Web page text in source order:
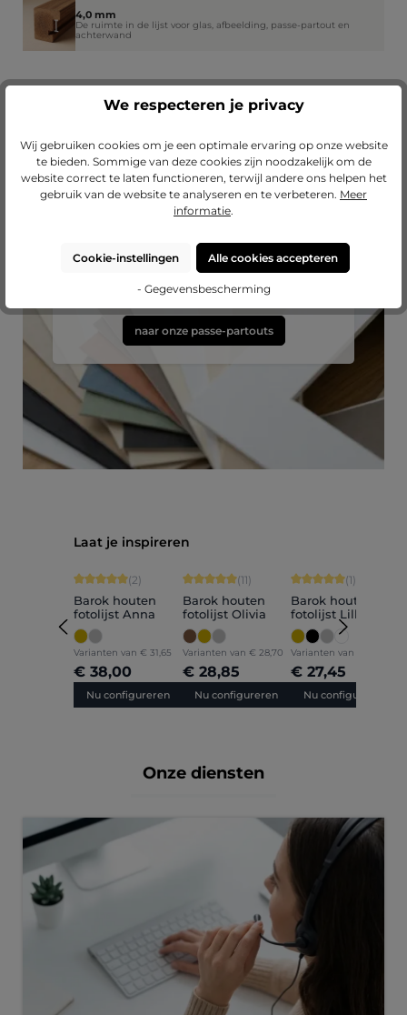
4,0 mm
De ruimte in de lijst voor glas, afbeelding, passe-partout en
achterwand
Passend passe-partout?
Verfraai je lijst met een hoogwaardig passe-
partout van Mijn Favoriete Lijst.
naar onze passe-partouts
Productgalerij overslaan
Laat je inspireren
Gemiddelde waardering van 5 van 5 sterren
(2)
Barok houten
fotolijst Anna
Varianten van € 31,65
€ 38,00
Nu configureren
Gemiddelde waardering van 5 van 5
(11)
Barok houten
fotolijst Olivia
Varianten van € 28,70
€ 28,85
Nu configureren
Gemiddelde
(1)
Barok houten
fotolijst Lilly
Varianten van
€ 27,45
Nu configureren
Onze diensten
We respecteren je privacy
Wij gebruiken cookies om je een optimale ervaring op onze website
te bieden. Sommige van deze cookies zijn noodzakelijk om de
website correct te laten functioneren, terwijl andere ons helpen het
gebruik van de website te analyseren en te verbeteren. Meer
informatie.
Cookie-instellingen Alle cookies accepteren
- Gegevensbescherming